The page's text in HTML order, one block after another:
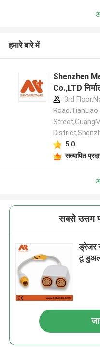
हमारे बारे में
Shenzhen
Co.,LTD
3rd
5.0
सत्यापित
सबसे उत्तम
ड्रेजर
टू